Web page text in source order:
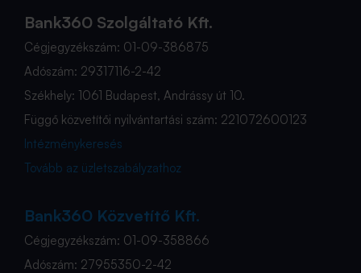
Bank360 Szolgáltató Kft.
Cégjegyzékszám: 01-09-386875
Adószám: 29317116-2-42
Székhely: 1061 Budapest, Andrássy út 10.
Függő közvetítői nyilvántartási szám: 221072600123
Intézménykeresés
Tovább az üzletszabályzathoz
Bank360 Közvetítő Kft.
Cégjegyzékszám: 01-09-358866
Adószám: 27955350-2-42